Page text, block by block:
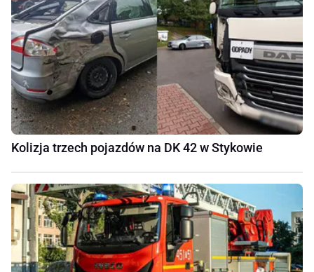
Kolizja trzech pojazdów na DK 42 w Stykowie